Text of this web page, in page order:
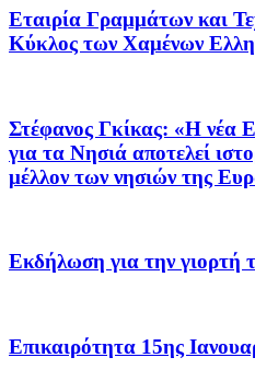
Εταιρία Γραμμάτων και
Κύκλος των Χαμένων
Στέφανος Γκίκας: «Η νέα
για τα Νησιά αποτελεί
μέλλον των νησιών της
Εκδήλωση για την γιορτή
Επικαιρότητα 15ης